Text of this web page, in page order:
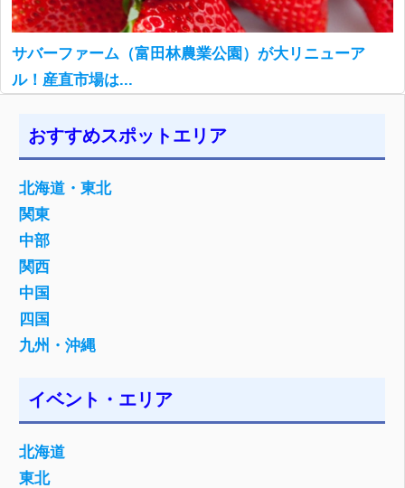
サバーファーム（富田林農業公園）が大リニューア
ル！産直市場は...
おすすめスポットエリア
北海道・東北
関東
中部
関西
中国
四国
九州・沖縄
イベント・エリア
北海道
東北